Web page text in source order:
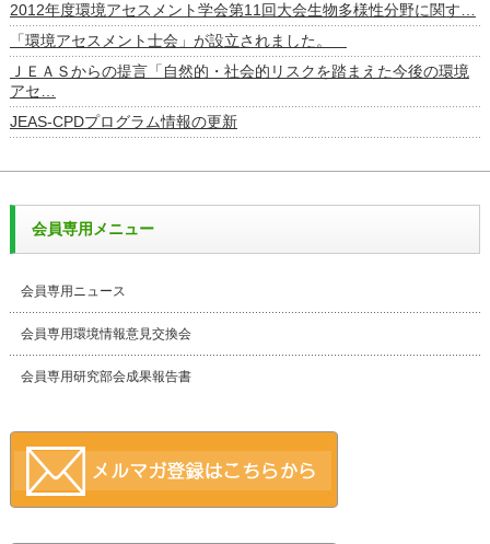
2012年度環境アセスメント学会第11回大会生物多様性分野に関す…
「環境アセスメント士会」が設立されました。
ＪＥＡＳからの提言「自然的・社会的リスクを踏まえた今後の環境
アセ…
JEAS-CPDプログラム情報の更新
会員専用メニュー
会員専用ニュース
会員専用環境情報意見交換会
会員専用研究部会成果報告書